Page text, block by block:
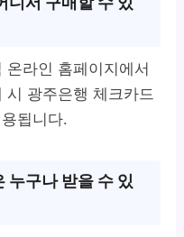
라인 홈페이지에서
시 광주은행 체크카드
됩니다.
누구나 받을 수 있